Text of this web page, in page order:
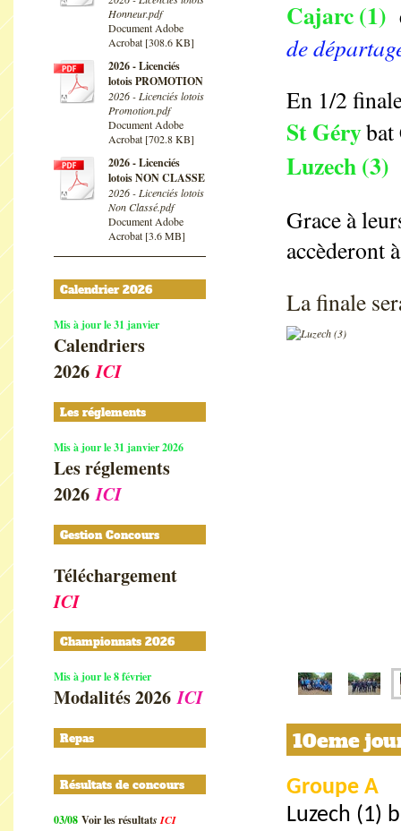
Honneur.pdf
Document Adobe
Acrobat [308.6 KB]
2026 - Licenciés
lotois PROMOTION
2026 - Licenciés lotois
Promotion.pdf
Document Adobe
Acrobat [702.8 KB]
2026 - Licenciés
lotois NON CLASSE
2026 - Licenciés lotois
Non Classé.pdf
Document Adobe
Acrobat [3.6 MB]
Calendrier 2026
Mis à jour le 31 janvier
Calendriers
2026ICI
Les réglements
Mis à jour le 31 janvier 2026
Les réglements
2026ICI
Gestion Concours
Téléchargement
ICI
Championnats 2026
Mis à jour le 8 février
Modalités 2026ICI
Repas
Résultats de concours
03/08 Voir les résultats ICI
Cajarc (1)
de
En 1/2
St Gérybat
Luzech (3)
Grace à
accèderont
La finale
10eme
Groupe A
Luzech (1)